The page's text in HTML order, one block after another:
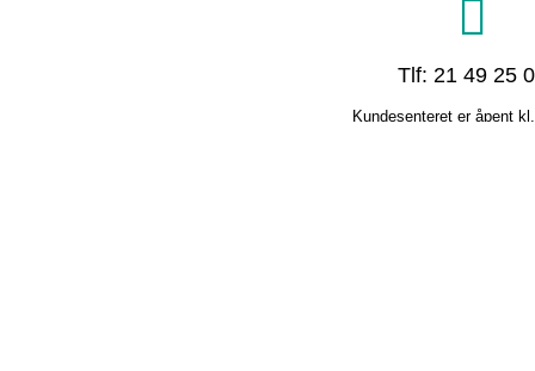
Tlf: 21 49 25
Kundesenteret er åpent